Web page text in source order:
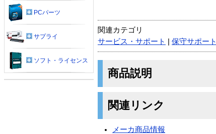
関連カテゴリ
サービス・サポート
保守サポート
商品説明
関連リンク
メーカ商品情報
PCパーツ
サプライ
ソフト・ライセンス